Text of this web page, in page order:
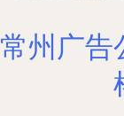
常州广告